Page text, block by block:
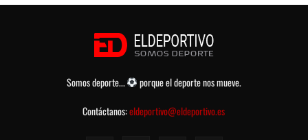
Somos deporte...
porque el deporte nos mueve.
Contáctanos:eldeportivo@eldeportivo.es